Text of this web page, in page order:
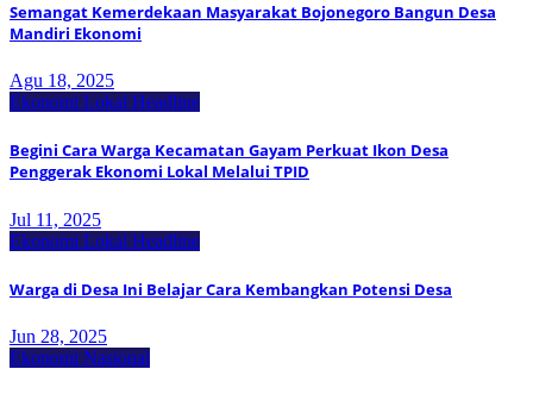
Semangat Kemerdekaan Masyarakat Bojonegoro Bangun Desa
Mandiri Ekonomi
Agu 18, 2025
Ekonomi Lokal Headline
Begini Cara Warga Kecamatan Gayam Perkuat Ikon Desa
Penggerak Ekonomi Lokal Melalui TPID
Jul 11, 2025
Ekonomi Lokal Headline
Warga di Desa Ini Belajar Cara Kembangkan Potensi Desa
Jun 28, 2025
Ekonomi Nasional